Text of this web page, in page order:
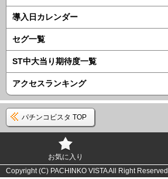
導入日カレンダー
セグ一覧
ST中大当り期待度一覧
アクセスランキング
パチンコビスタ TOP
お気に入り
Copyright (C) PACHINKO VISTA All Right Reserved.